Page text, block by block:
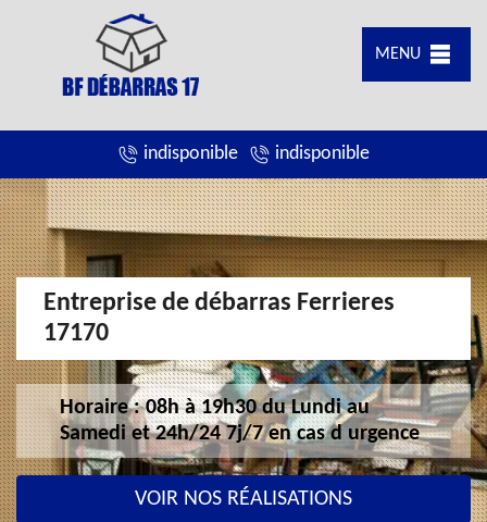
MENU
indisponible indisponible
Entreprise de débarras Ferrieres
17170
Horaire : 08h à 19h30 du Lundi au
Samedi et 24h/24 7j/7 en cas d urgence
VOIR NOS RÉALISATIONS